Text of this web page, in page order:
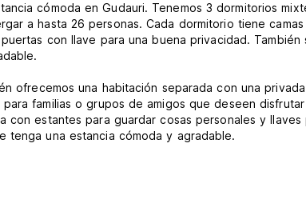
cómoda en Gudauri. Tenemos 3 dormitorios
a hasta 26 personas. Cada dormitorio tiene camas
con llave para una buena privacidad. También
ofrecemos una habitación separada con una
familias o grupos de amigos que deseen
con estantes para guardar cosas personales y llaves
tenga una estancia cómoda y agradable.